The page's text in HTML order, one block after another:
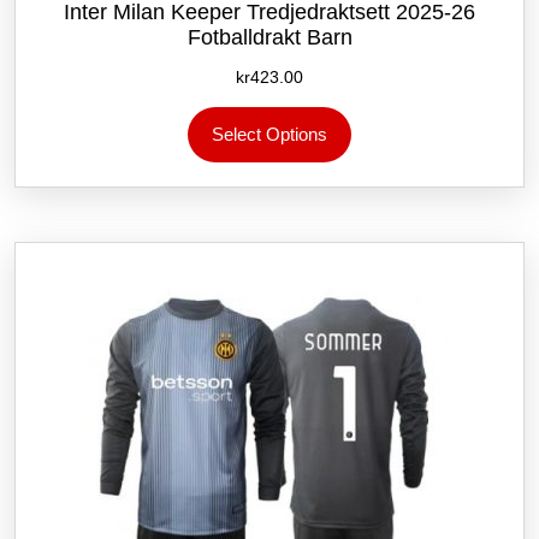
Inter Milan Keeper Tredjedraktsett 2025-26
Fotballdrakt Barn
kr423.00
Select Options
produktet
flere
Alternativene
velges
på
produktsiden